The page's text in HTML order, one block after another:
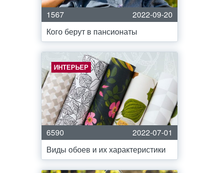
1567
2022-09-20
Кого берут в пансионаты
ИНТЕРЬЕР
6590
2022-07-01
Виды обоев и их характеристики